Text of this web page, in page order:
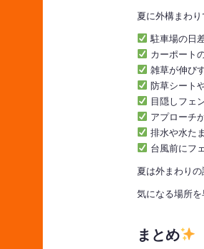
夏に外構まわり
駐車場の日
カーポート
雑草が伸び
防草シート
目隠しフェ
アプローチ
排水や水た
台風前にフ
夏は外まわりの
気になる場所を
まとめ